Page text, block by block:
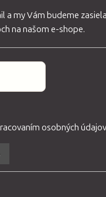
a my Vám budeme
na našom e-shope.
osobných